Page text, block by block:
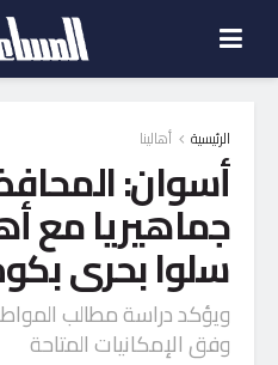
الرئيسية أهالينا
أسوان:
جماهيريا مع
سلوا بحرى
ويؤكد دراسة مطالب
وفق الإمكانيات المتاحة